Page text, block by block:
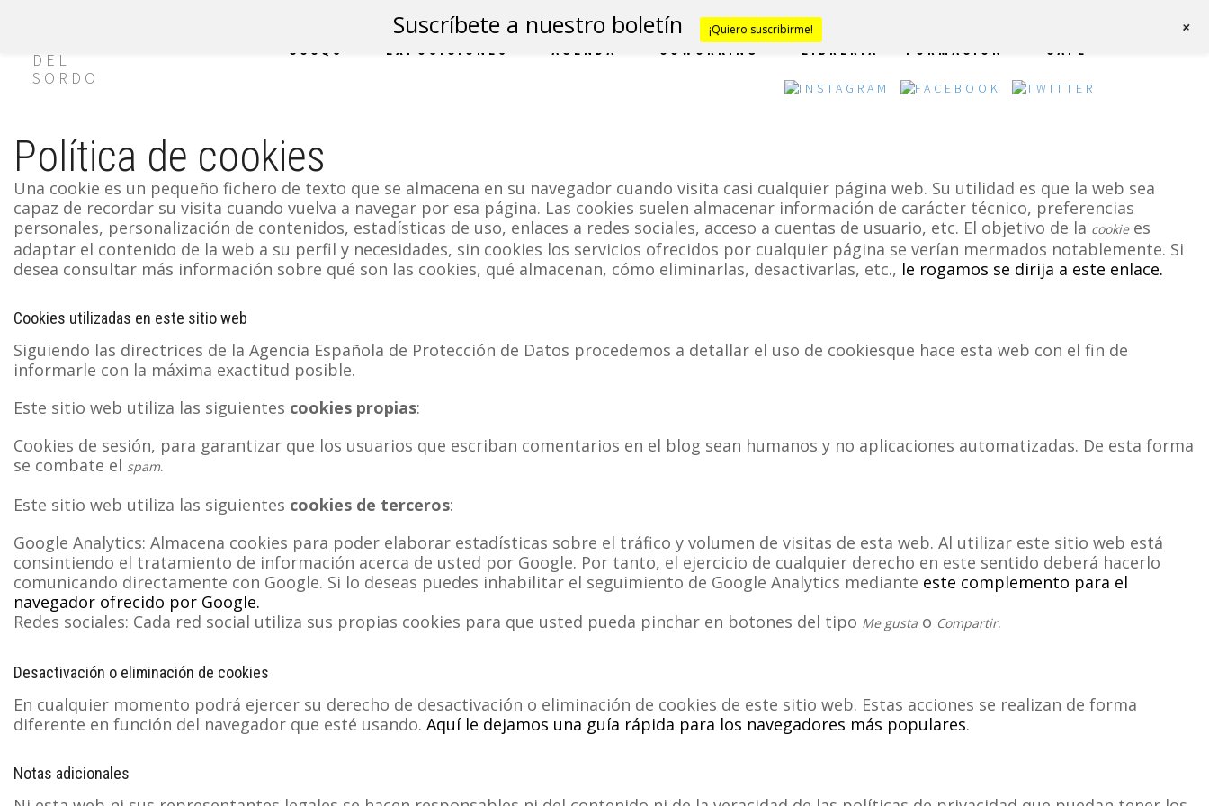
CCCQS EXPOSICIONES AGENDA COWORKING LIBRERÍA FORMACIÓN CAFÉ
Política de cookies
Una cookie es un pequeño fichero de texto que se almacena en su navegador cuando visita casi cualquier página web. Su utilidad es que la web sea
capaz de recordar su visita cuando vuelva a navegar por esa página. Las cookies suelen almacenar información de carácter técnico, preferencias
personales, personalización de contenidos, estadísticas de uso, enlaces a redes sociales, acceso a cuentas de usuario, etc. El objetivo de la cookiees
adaptar el contenido de la web a su perfil y necesidades, sin cookies los servicios ofrecidos por cualquier página se verían mermados notablemente. Si
desea consultar más información sobre qué son las cookies, qué almacenan, cómo eliminarlas, desactivarlas, etc., le rogamos se dirija a este enlace.
Cookies utilizadas en este sitio web
Siguiendo las directrices de la Agencia Española de Protección de Datos procedemos a detallar el uso de cookiesque hace esta web con el fin de
informarle con la máxima exactitud posible.
Este sitio web utiliza las siguientes cookies propias:
Cookies de sesión, para garantizar que los usuarios que escriban comentarios en el blog sean humanos y no aplicaciones automatizadas. De esta forma
se combate el spam.
Este sitio web utiliza las siguientes cookies de terceros:
Google Analytics: Almacena cookies para poder elaborar estadísticas sobre el tráfico y volumen de visitas de esta web. Al utilizar este sitio web está
consintiendo el tratamiento de información acerca de usted por Google. Por tanto, el ejercicio de cualquier derecho en este sentido deberá hacerlo
comunicando directamente con Google. Si lo deseas puedes inhabilitar el seguimiento de Google Analytics mediante este complemento para el
navegador ofrecido por Google.
Redes sociales: Cada red social utiliza sus propias cookies para que usted pueda pinchar en botones del tipo Me gusta o Compartir.
Desactivación o eliminación de cookies
En cualquier momento podrá ejercer su derecho de desactivación o eliminación de cookies de este sitio web. Estas acciones se realizan de forma
diferente en función del navegador que esté usando. Aquí le dejamos una guía rápida para los navegadores más populares.
Notas adicionales
Suscríbete a nuestro boletín ¡Quiero suscribirme! +